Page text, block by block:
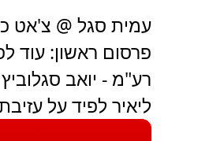
עמית סגל @ צ'אט
פרסום ראשון: עוד
רע"מ - יואב
ליאיר לפיד על